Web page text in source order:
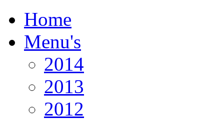
Home
Menu's
2014
2013
2012